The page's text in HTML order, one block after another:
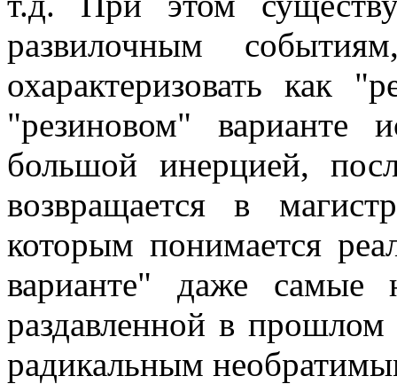
развилочным
охарактеризовать как
"резиновом" варианте
большой инерцией,
возвращается в
которым понимается
варианте" даже самые
раздавленной в
радикальным